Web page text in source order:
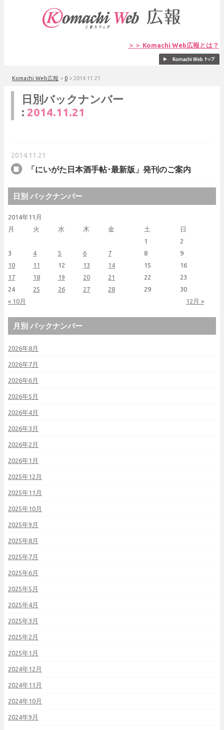
＞＞ Komachi Web広報とは？
Komachi Web広報 > 0 > 2014.11.21
日別バックナンバー
: 2014.11.21
2014.11.21
「にいがた日本酒手帖･最新版」発刊のご案内
日別 バックナンバー
2014年11月
月
火 水 木 金 土 日
« 10月 12月 »
1
2
3
4 5 6 7 8
9
10
11 12 13 14 15
16
17
18 19 20 21 22
23
24
25 26 27 28 29 30
月別 バックナンバー
2026年8月
2026年7月
2026年6月
2026年5月
2026年4月
2026年3月
2026年2月
2026年1月
2025年12月
2025年11月
2025年10月
2025年9月
2025年8月
2025年7月
2025年6月
2025年5月
2025年4月
2025年3月
2025年2月
2025年1月
2024年12月
2024年11月
2024年10月
2024年9月